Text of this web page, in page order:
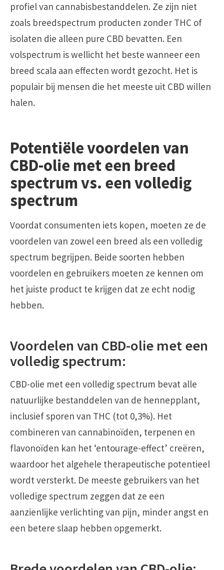
profiel van cannabisbestanddelen. Ze zijn niet
zoals breedspectrum producten zonder THC of
isolaten die alleen pure CBD bevatten. Een
volspectrum is wellicht het beste wanneer een
breed scala aan effecten wordt gezocht. Het is
populair bij mensen die het meeste uit CBD willen
halen.
Potentiële voordelen van
CBD-olie met een breed
spectrum vs. een volledig
spectrum
Voordat consumenten iets kopen, moeten ze de
voordelen van zowel een breed als een volledig
spectrum begrijpen. Beide soorten hebben
voordelen en gebruikers moeten ze kennen om
het juiste product te krijgen dat ze echt nodig
hebben.
Voordelen van CBD-olie met een
volledig spectrum:
CBD-olie met een volledig spectrum bevat alle
natuurlijke bestanddelen van de hennepplant,
inclusief sporen van THC (tot 0,3%). Het
combineren van cannabinoïden, terpenen en
flavonoïden kan het ‘entourage-effect’ creëren,
waardoor het algehele therapeutische potentieel
wordt versterkt. De meeste gebruikers van het
volledige spectrum zeggen dat ze een
aanzienlijke verlichting van pijn, minder angst en
een betere slaap hebben opgemerkt.